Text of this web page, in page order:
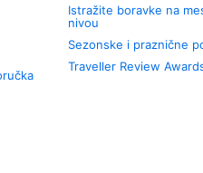
Istražite boravke na
nivou
Sezonske i praznične
Traveller Review